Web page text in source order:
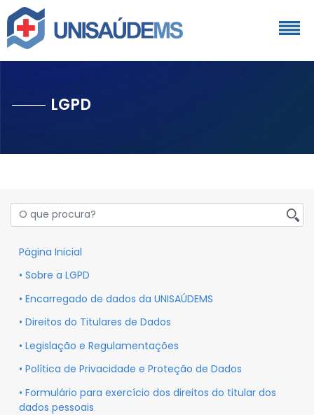
LGPD
Página Inicial
• Sobre a LGPD
• Encarregado de dados da UNISAÚDEMS
• Direitos do Titulares de Dados
• Legislação e Regulamentações
• Política de Privacidade e Proteção de Dados
• Formulário para exercício dos direitos do titular dos
dados pessoais